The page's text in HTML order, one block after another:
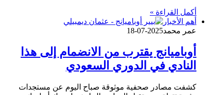
أكمل القراءة »
أهم الأخبار
عمر محمد2025-07-18
أوباميانج يقترب من الانضمام إلى هذا
النادي في الدوري السعودي
كشفت مصادر صحفية موثوقة صباح اليوم عن مستجدات